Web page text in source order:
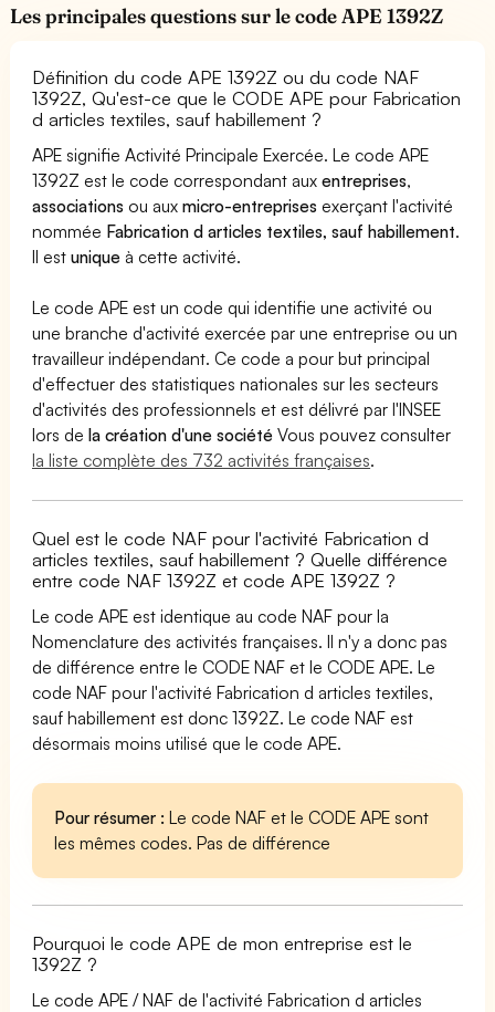
Les principales questions sur le code APE 1392Z
Définition du code APE 1392Z ou du code NAF
1392Z, Qu'est-ce que le CODE APE pour Fabrication
d articles textiles, sauf habillement ?
APE signifie Activité Principale Exercée. Le code APE
1392Z est le code correspondant auxentreprises,
associations ou auxmicro-entreprises exerçant l'activité
nommée Fabrication d articles textiles, sauf habillement.
Il estunique à cette activité.
Le code APE est un code qui identifie une activité ou
une branche d'activité exercée par une entreprise ou un
travailleur indépendant. Ce code a pour but principal
d'effectuer des statistiques nationales sur les secteurs
d'activités des professionnels et est délivré par l'INSEE
lors dela création d'une société Vous pouvez consulter
la liste complète des 732 activités françaises.
Quel est le code NAF pour l'activité Fabrication d
articles textiles, sauf habillement ? Quelle différence
entre code NAF 1392Z et code APE 1392Z ?
Le code APE est identique au code NAF pour la
Nomenclature des activités françaises. Il n'y a donc pas
de différence entre le CODE NAF et le CODE APE. Le
code NAF pour l'activité Fabrication d articles textiles,
sauf habillement est donc 1392Z. Le code NAF est
désormais moins utilisé que le code APE.
Pour résumer : Le code NAF et le CODE APE sont
les mêmes codes. Pas de différence
Pourquoi le code APE de mon entreprise est le
1392Z ?
Le code APE / NAF de l'activité Fabrication d articles